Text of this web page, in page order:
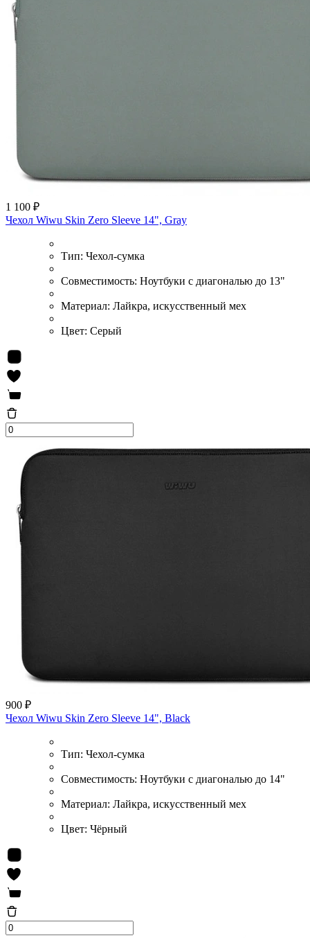
1 100 ₽
Чехол Wiwu Skin Zero Sleeve 14", Gray
Тип: Чехол-сумка
Совместимость: Ноутбуки с диагональю до 13"
Материал: Лайкра, искусственный мех
Цвет: Серый
900 ₽
Чехол Wiwu Skin Zero Sleeve 14", Black
Тип: Чехол-сумка
Совместимость: Ноутбуки с диагональю до 14"
Материал: Лайкра, искусственный мех
Цвет: Чёрный